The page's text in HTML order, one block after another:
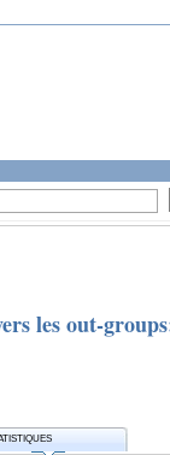
les out-